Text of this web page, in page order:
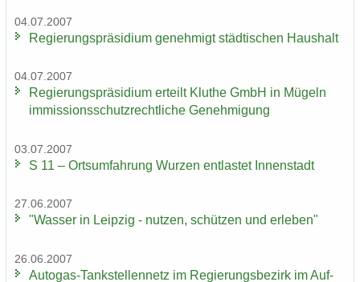
04.07.2007
Re­gie­rungs­prä­si­di­um ge­neh­migt städ­ti­schen Haus­halt
04.07.2007
Re­gie­rungs­prä­si­di­um er­teilt Klu­the GmbH in Mü­geln
im­mis­si­ons­schutz­recht­li­che Ge­neh­mi­gung
03.07.2007
S 11 – Orts­um­fah­rung Wur­zen ent­las­tet In­nen­stadt
27.06.2007
"Was­ser in Leip­zig - nut­zen, schüt­zen und er­le­ben"
26.06.2007
Autogas-​Tankstellennetz im Re­gie­rungs­be­zirk im Auf­